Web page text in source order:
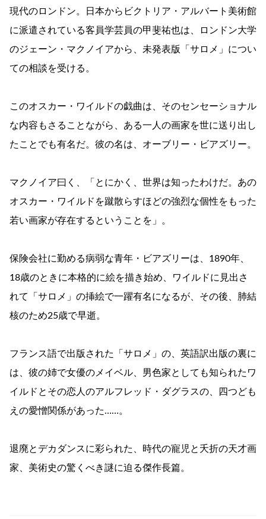
現代のロンドン。日本からビクトリア・アルバート美術館
に派遣されている客員学芸員の甲斐祐也は、ロンドン大学
のジェーン・マクノイアから、未発表版「サロメ」につい
ての相談を受ける。
このオスカー・ワイルドの戯曲は、そのセンセーショナル
な内容もさることながら、ある一人の画家を世に送り出し
たことでも有名だ。彼の名は、オーブリー・ビアズリー。
マクノイア曰く、「とにかく、世界は知ったわけだ。あの
オスカー・ワイルドを蹴散らすほどの強烈な個性をもった
若い画家が存在するということを」。
保険会社に勤める病弱な青年・ビアズリーは、1890年、
18歳のときに本格的に絵を描き始め、ワイルドに見出さ
れて「サロメ」の挿絵で一躍有名になるが、その後、肺結
核のため25歳で早逝。
フランス語で出版された「サロメ」の、英語訳出版の裏に
は、彼の姉で女優のメイベル、男色家としても知られたワ
イルドとその恋人のアルフレッド・ダグラスの、四つども
えの愛憎関係があった……。
退廃とデカダンスに彩られた、時代の寵児と夭折の天才画
家、美術史の驚くべき謎に迫る傑作長篇。